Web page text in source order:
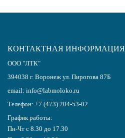
КОНТАКТНАЯ ИНФОРМАЦИЯ
ООО "ЛТК"
394038 г. Воронеж ул. Пирогова 87Б
email: info@labmoloko.ru
Телефон: +7 (473) 204-53-02
График работы:
Пн-Чт с 8.30 до 17.30